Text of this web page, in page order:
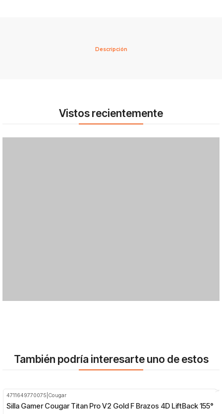
Descripción
Vistos recientemente
También podría interesarte uno de estos
4711649770075 Cougar
Silla Gamer Cougar Titan Pro V2 Gold F Brazos 4D LiftBack 155°